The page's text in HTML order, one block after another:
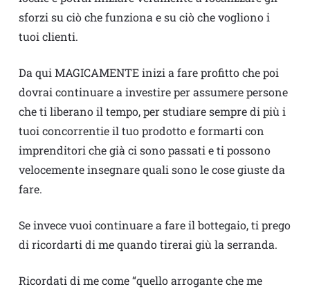
sforzi su ciò che funziona e su ciò che vogliono i
tuoi clienti.
Da qui MAGICAMENTE inizi a fare profitto che poi
dovrai continuare a investire per assumere persone
che ti liberano il tempo, per studiare sempre di più i
tuoi concorrentie il tuo prodotto e formarti con
imprenditori che già ci sono passati e ti possono
velocemente insegnare quali sono le cose giuste da
fare.
Se invece vuoi continuare a fare il bottegaio, ti prego
di ricordarti di me quando tirerai giù la serranda.
Ricordati di me come “quello arrogante che me